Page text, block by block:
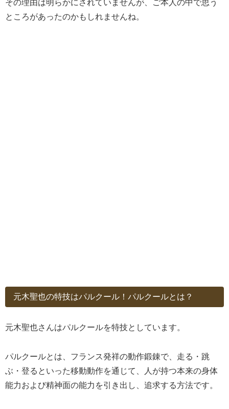
その理由は明らかにされていませんが、ご本人の中で思う
ところがあったのかもしれませんね。
元木聖也の特技はパルクール！パルクールとは？
元木聖也さんはパルクールを特技としています。
パルクールとは、フランス発祥の動作鍛錬で、走る・跳
ぶ・登るといった移動動作を通じて、人が持つ本来の身体
能力および精神面の能力を引き出し、追求する方法です。